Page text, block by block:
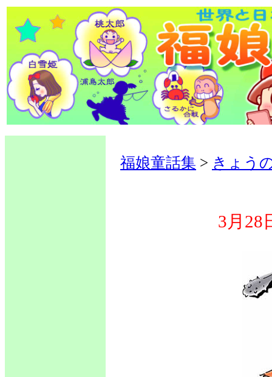
福娘童話集 > きょう
3月28